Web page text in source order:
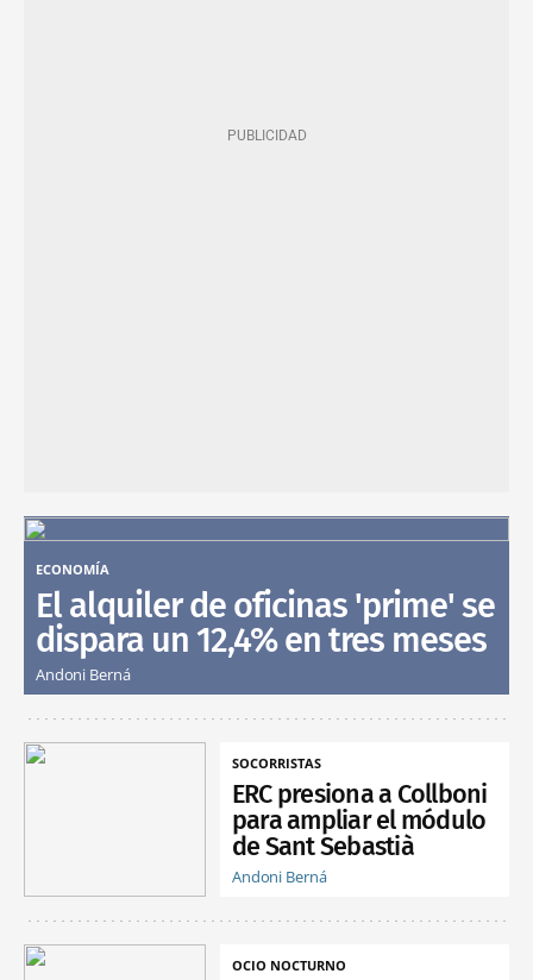
ECONOMÍA
El alquiler de oficinas 'prime' se
dispara un 12,4% en tres meses
Andoni Berná
SOCORRISTAS
ERC presiona a Collboni
para ampliar el módulo
de Sant Sebastià
Andoni Berná
OCIO NOCTURNO